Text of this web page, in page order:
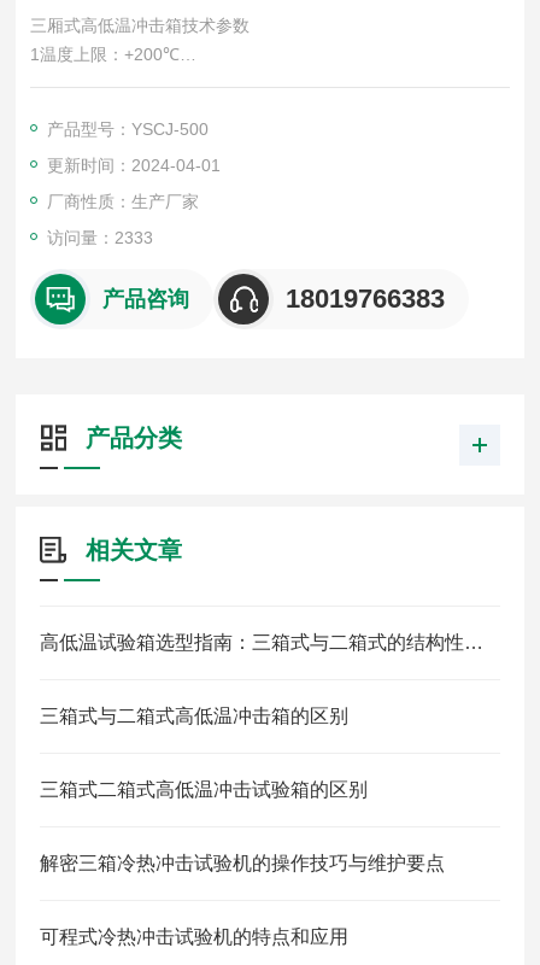
三厢式高低温冲击箱技术参数
1温度上限：+200℃
2温度下限：-40℃
4温度波动度：±0.5℃
5温度均匀度：±2℃
6冲击温度范围：-40~200℃
7温度恢复时间：5min
温-70℃保温≥50min，试品重量在规定范围内
9高温室升温时间：30min （+25℃～+
产品型号：YSCJ-500
更新时间：2024-04-01
厂商性质：生产厂家
访问量：2333
产品咨询 18019766383
产品分类
相关文章
高低温试验箱选型指南：三箱式与二箱式的结构性能大比拼
三箱式与二箱式高低温冲击箱的区别
三箱式二箱式高低温冲击试验箱的区别
解密三箱冷热冲击试验机的操作技巧与维护要点
可程式冷热冲击试验机的特点和应用